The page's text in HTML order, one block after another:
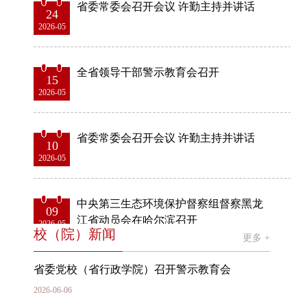
24
2026-05
省委常委会召开会议 许勤主持并讲话
15
2026-05
全省领导干部警示教育会召开
10
2026-05
省委常委会召开会议 许勤主持并讲话
09
2026-05
中央第三生态环境保护督察组督察黑龙
江省动员会在哈尔滨召开
校（院）新闻 更多 +
省委党校（省行政学院）召开警示教育会
2026-06-06